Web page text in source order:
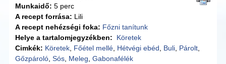
Munkaidő: 5 perc
A recept forrása: Lili
A recept nehézségi foka: Főzni tanítunk
Helye a tartalomjegyzékben:
Köretek
Cimkék: Köretek Főétel mellé Hétvégi ebéd Buli Párolt
Gőzpároló ,Sós Meleg ,Gabonafélék